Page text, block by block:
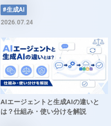
#生成AI
2026.07.24
AIエージェントと生成AIの違いと
は？仕組み・使い分けを解説